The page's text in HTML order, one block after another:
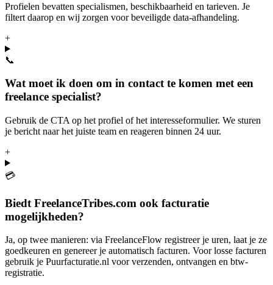
Profielen bevatten specialismen, beschikbaarheid en tarieven. Je
filtert daarop en wij zorgen voor beveiligde data-afhandeling.
+
📞
Wat moet ik doen om in contact te komen met een
freelance specialist?
Gebruik de CTA op het profiel of het interesseformulier. We sturen
je bericht naar het juiste team en reageren binnen 24 uur.
+
💳
Biedt FreelanceTribes.com ook facturatie
mogelijkheden?
Ja, op twee manieren: via FreelanceFlow registreer je uren, laat je ze
goedkeuren en genereer je automatisch facturen. Voor losse facturen
gebruik je Puurfacturatie.nl voor verzenden, ontvangen en btw-
registratie.